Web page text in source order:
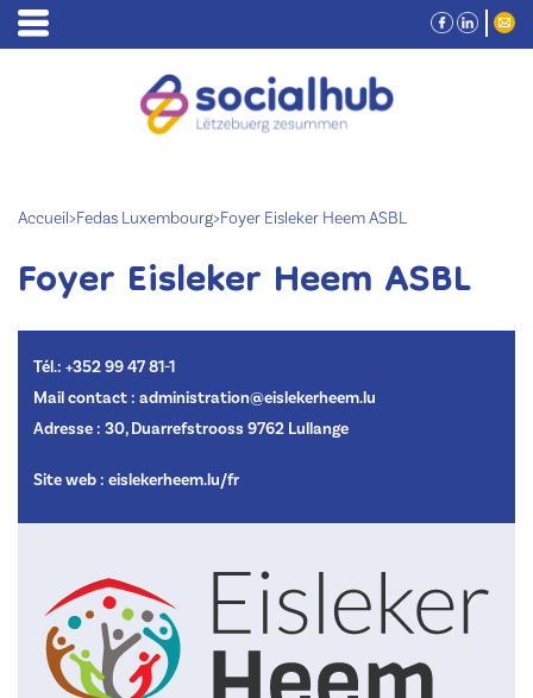
Accueil>Fedas Luxembourg>Foyer Eisleker Heem ASBL
Foyer Eisleker Heem ASBL
Tél.: +352 99 47 81-1
Mail contact : administration@eislekerheem.lu
Adresse : 30, Duarrefstrooss 9762 Lullange
Site web : eislekerheem.lu/fr